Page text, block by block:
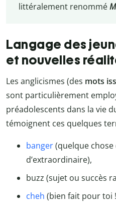
littéralement renommé
Langage des
et nouvelles
Les anglicismes (des mots
sont particulièrement
préadolescents dans la vie
témoignent ces quelques
banger(quelque
d’extraordinaire),
buzz (sujet ou succès
cheh (bien fait pour toi